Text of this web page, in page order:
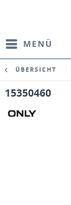
MENÜ
ÜBERSICHT
15350460